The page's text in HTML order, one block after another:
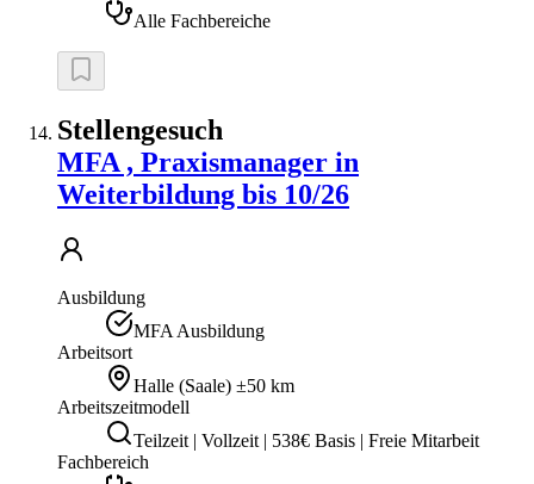
Alle Fachbereiche
Stellengesuch
MFA , Praxismanager in
Weiterbildung bis 10/26
Ausbildung
MFA Ausbildung
Arbeitsort
Halle (Saale) ±50 km
Arbeitszeitmodell
Teilzeit | Vollzeit | 538€ Basis | Freie Mitarbeit
Fachbereich